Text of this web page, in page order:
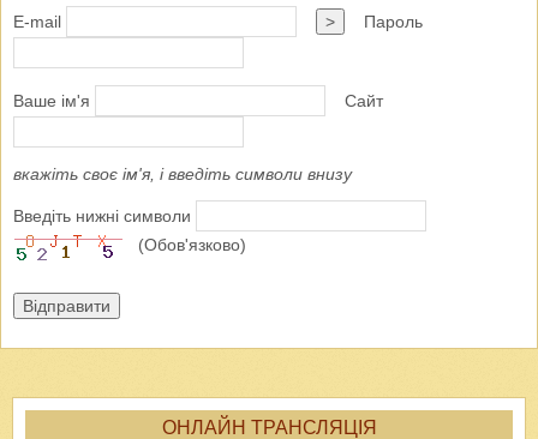
E-mail > Пароль
Ваше ім'я Сайт
вкажіть своє ім'я, і введіть символи внизу
Введіть нижні символи
(Обов'язково)
Відправити
ОНЛАЙН ТРАНСЛЯЦІЯ